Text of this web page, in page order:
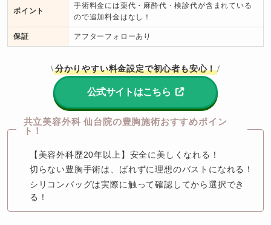
ポイント
手術料金には薬代・麻酔代・検診代が含まれている
ので追加料金はなし！
保証 アフターフォローあり
\分かりやすい料金設定で初心者も安心！/
公式サイトはこちら
共立美容外科 仙台院の豊胸施術おすすめポイン
ト！
【美容外科歴20年以上】安全に美しくなれる！
切らない豊胸手術は、ばれずに理想のバストになれる！
シリコンバッグは実際に触って確認してから選択でき
る！